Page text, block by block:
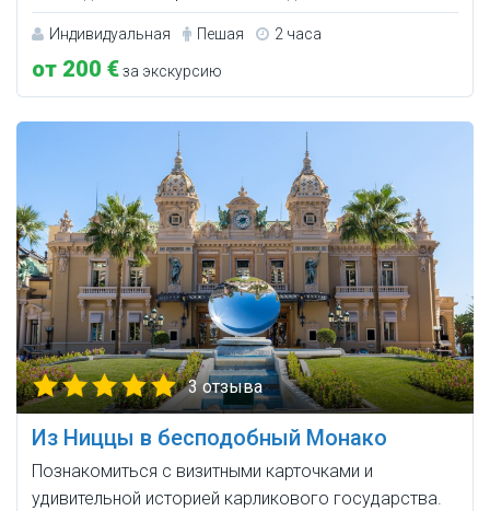
Индивидуальная Пешая 2 часа
от 200 €за экскурсию
3 отзыва
Из Ниццы в бесподобный Монако
Познакомиться с визитными карточками и
удивительной историей карликового государства.